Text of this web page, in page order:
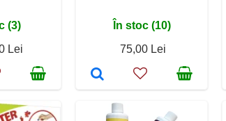
(3)
Lei
În stoc (10)
75,00 Lei